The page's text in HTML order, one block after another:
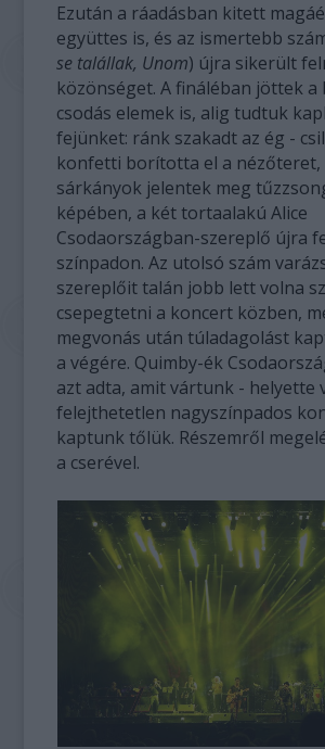
Ezután a ráadásban kitett
együttes is, és az ismertebb
se talállak, Unom) újra sikerült
közönséget. A fináléban jöttek
csodás elemek is, alig tudtuk
fejünket: ránk szakadt az ég -
konfetti borította el a nézőteret,
sárkányok jelentek meg
képében, a két tortaalakú Alice
Csodaországban-szereplő újra
színpadon. Az utolsó szám
szereplőit talán jobb lett volna
csepegtetni a koncert közben,
megvonás után túladagolást
a végére. Quimby-ék
azt adta, amit vártunk - helyette
felejthetetlen nagyszínpados
kaptunk tőlük. Részemről
a cserével.